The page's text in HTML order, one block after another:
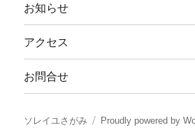
お知らせ
アクセス
お問合せ
ソレイユさがみ Proudly powered by